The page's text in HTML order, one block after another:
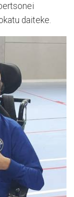
daiteke.